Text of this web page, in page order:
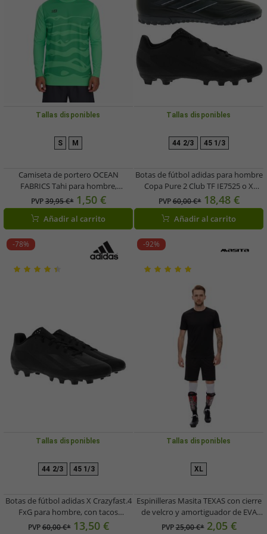
Tallas disponibles
S M
Camiseta de portero OCEAN
FABRICS Tahi para hombre,
transpirable y de secado rápido, de
manga larga, OUT-M-1033-OTW-25
Verde
PVP39,95 €* 1,50 €
Añadir al carrito
Tallas disponibles
44 2/3 45 1/3
Botas de fútbol adidas para hombre
Copa Pure 2 Club TF IE7525 o X
Crazyfast.4 FxG GY7433 para césped
artificial, superficies duras y de
hormigón en color negro.
PVP60,00 €* 18,48 €
Añadir al carrito
-78%
Tallas disponibles
44 2/3 45 1/3
Botas de fútbol adidas X Crazyfast.4
FxG para hombre, con tacos
sostenibles y suela FxG, color negro,
PVP60,00 €* 13,50 €
-92%
Tallas disponibles
XL
Espinilleras Masita TEXAS con cierre
de velcro y amortiguador de EVA
7101 Negro/Rojo/Blanco
PVP25,00 €* 2,05 €